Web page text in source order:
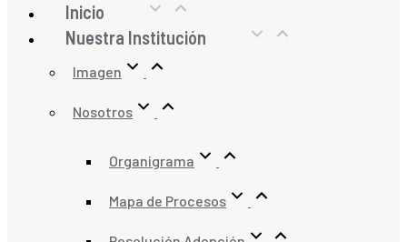
Inicio
Nuestra Institución
Imagen
Nosotros
Organigrama
Mapa de Procesos